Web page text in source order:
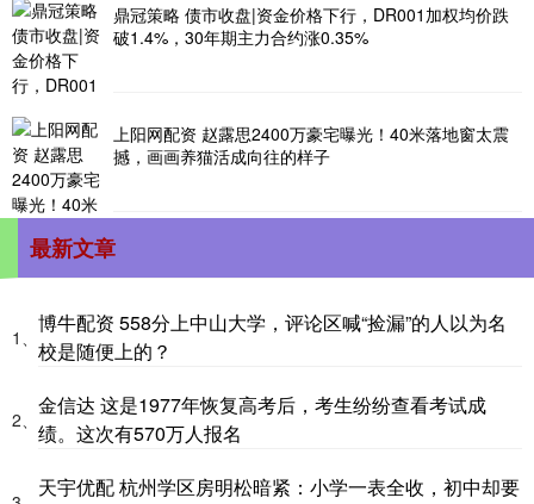
鼎冠策略 债市收盘|资金价格下行，DR001加权均价跌
破1.4%，30年期主力合约涨0.35%
上阳网配资 赵露思2400万豪宅曝光！40米落地窗太震
撼，画画养猫活成向往的样子
最新文章
1、
博牛配资 558分上中山大学，评论区喊“捡漏”的人以为名
校是随便上的？
2、
金信达 这是1977年恢复高考后，考生纷纷查看考试成
绩。这次有570万人报名
天宇优配 杭州学区房明松暗紧：小学一表全收，初中却要